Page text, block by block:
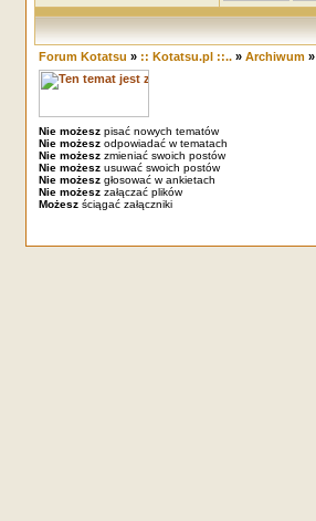
Forum Kotatsu » :: Kotatsu.pl ::..» Archiwum»
Nie możeszpisać nowych tematów
Nie możeszodpowiadać w tematach
Nie możeszzmieniać swoich postów
Nie możeszusuwać swoich postów
Nie możeszgłosować w ankietach
Nie możeszzałączać plików
Możeszściągać załączniki